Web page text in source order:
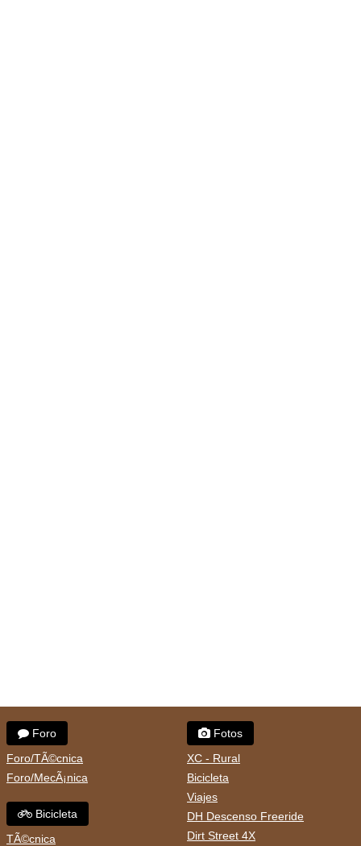
Foro
Foro/TÃ©cnica
Foro/MecÃ¡nica
Bicicleta
TÃ©cnica
Fotos
XC - Rural
Bicicleta
Viajes
DH Descenso Freeride
Dirt Street 4X